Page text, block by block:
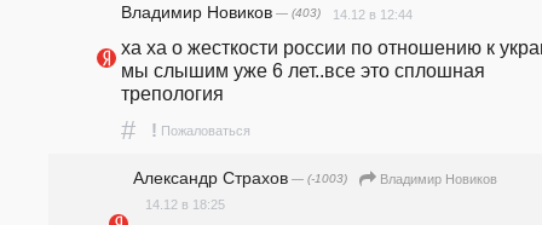
Владимир Новиков — (403) 14.12 в 12:44
ха ха о жесткости россии по отношению к
мы слышим уже 6 лет..все это сплошная
трепология
# ! Пожаловаться
Александр Страхов — (-1003)
Владимир Новиков
14.12 в 18:25